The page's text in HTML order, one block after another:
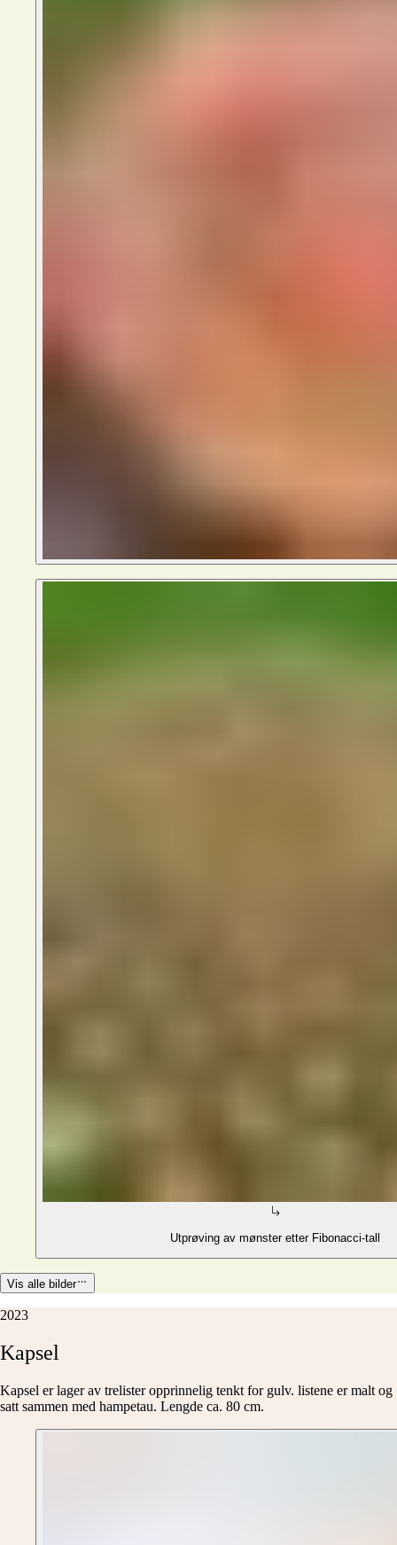
Utprøving av mønster etter Fibonacci-tall
Vis alle bilder
2023
Kapsel
Kapsel er lager av trelister opprinnelig tenkt for gulv. listene er malt og
satt sammen med hampetau. Lengde ca. 80 cm.